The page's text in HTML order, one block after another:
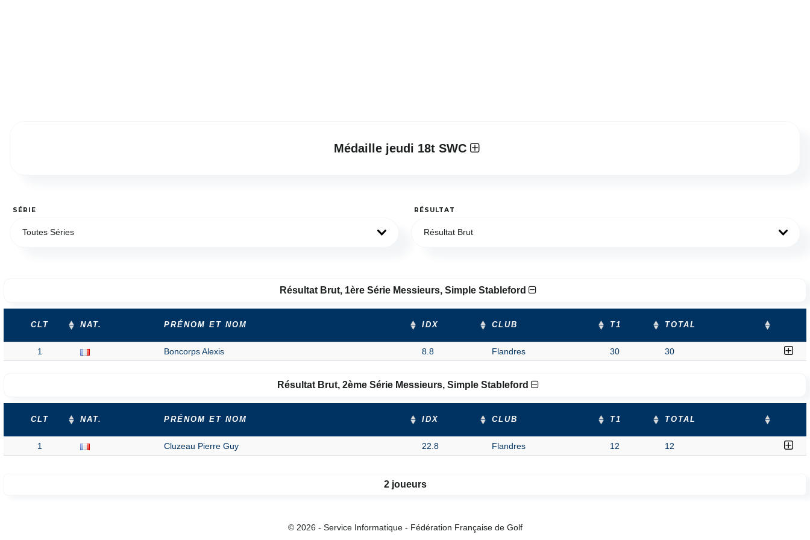
Médaille jeudi 18t SWC
SÉRIE
Toutes Séries
RÉSULTAT
Résultat Brut
Résultat Brut, 1ère Série Messieurs, Simple Stableford
CLT NAT. PRÉNOM ET NOM IDX CLUB T1 TOTAL
1 Boncorps Alexis 8.8 Flandres 30 30
Résultat Brut, 2ème Série Messieurs, Simple Stableford
CLT NAT. PRÉNOM ET NOM IDX CLUB T1 TOTAL
1 Cluzeau Pierre Guy 22.8 Flandres 12 12
2 joueurs
© 2026 - Service Informatique - Fédération Française de Golf